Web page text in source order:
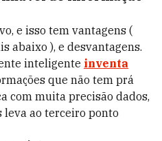
e isso tem vantagens (
abaixo ), e desvantagens.
inteligente inventa
que não tem prá
com muita precisão dados,
leva ao terceiro ponto